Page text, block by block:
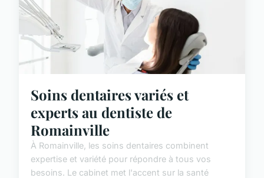
Soins dentaires variés et
experts au dentiste de
Romainville
À Romainville, les soins dentaires combinent
expertise et variété pour répondre à tous vos
besoins. Le cabinet met l'accent sur la santé